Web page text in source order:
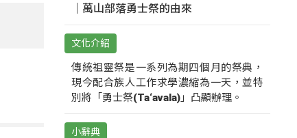
｜萬山部落勇士祭的由來
文化介紹
傳統祖靈祭是一系列為期四個月的祭典，
現今配合族人工作求學濃縮為一天，並特
別將「勇士祭(Ta‘avala)」凸顯辦理。
小辭典